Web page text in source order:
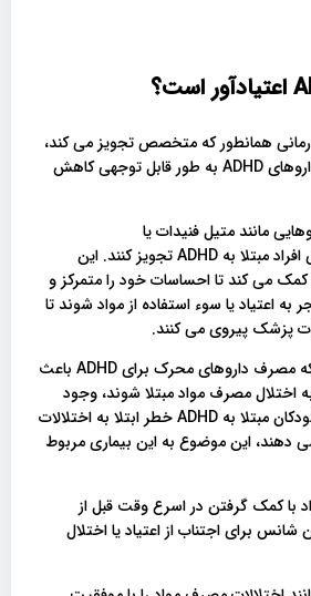
اعتیادآور است؟
همانطور که متخصص تجویز می کند،
خطر ابتلا به اعتیاد به داروهای ADHD به طور قابل توجهی کاهش
مانند متیل فنیدات یا
دکستروآمفتامین را برای افراد مبتلا به ADHD تجویز کنند. این
کمک می کند تا احساسات خود را متمرکز و
به اعتیاد یا سوء استفاده از مواد شوند تا
پزشک پیروی می کنند.
هیچ مدرکی مبنی بر اینکه مصرف داروهای محرک برای ADHD باعث
اختلال مصرف مواد مبتلا شوند، وجود
ندارد. بنابراین، اگرچه کودکان مبتلا به ADHD خطر ابتلا به اختلالات
دهند، این موضوع به این بیماری مربوط
با کمک گرفتن در اسرع وقت قبل از
برای اجتناب از اعتیاد یا اختلال